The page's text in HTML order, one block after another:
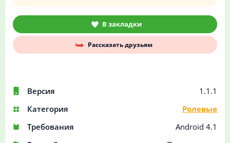
Версия
1.1.1
Категория
Ролевые
Требования
Android 4.1
В закладки
Рассказать друзьям